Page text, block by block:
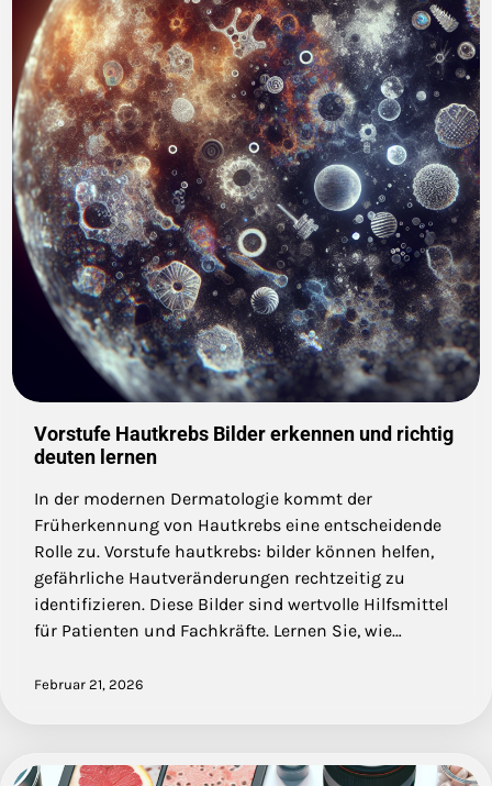
Vorstufe Hautkrebs Bilder erkennen und richtig
deuten lernen
In der modernen Dermatologie kommt der
Früherkennung von Hautkrebs eine entscheidende
Rolle zu. Vorstufe hautkrebs: bilder können helfen,
gefährliche Hautveränderungen rechtzeitig zu
identifizieren. Diese Bilder sind wertvolle Hilfsmittel
für Patienten und Fachkräfte. Lernen Sie, wie…
Februar 21, 2026